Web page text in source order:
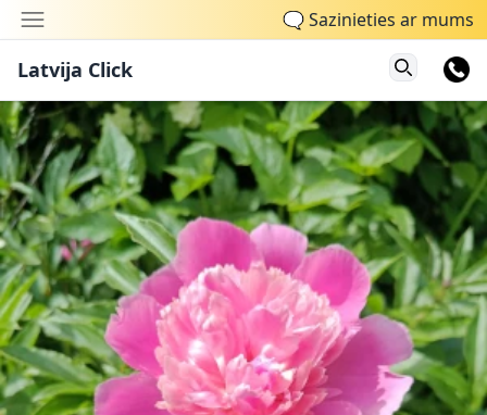
🗨Sazinieties ar mums
Latvija Click
Search